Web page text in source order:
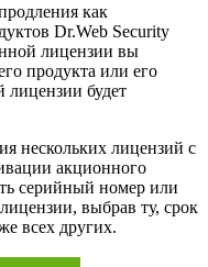
как
Dr.Web Security
лицензии вы
продукта или его
лицензии будет
нескольких лицензий с
акционного
серийный номер или
выбрав ту, срок
всех других.